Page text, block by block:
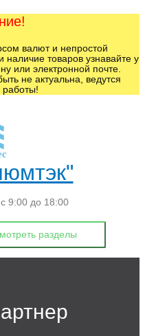
валют и непростой
наличие товаров узнавайте у
или электронной почте.
не актуальна, ведутся
работы!
9:00 до 18:00
разделы